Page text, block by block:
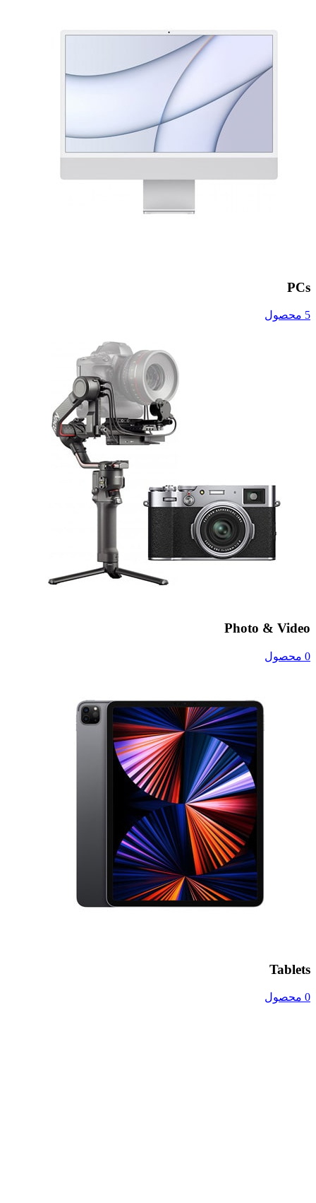
PCs
5 محصول
Photo & Video
0 محصول
Tablets
0 محصول